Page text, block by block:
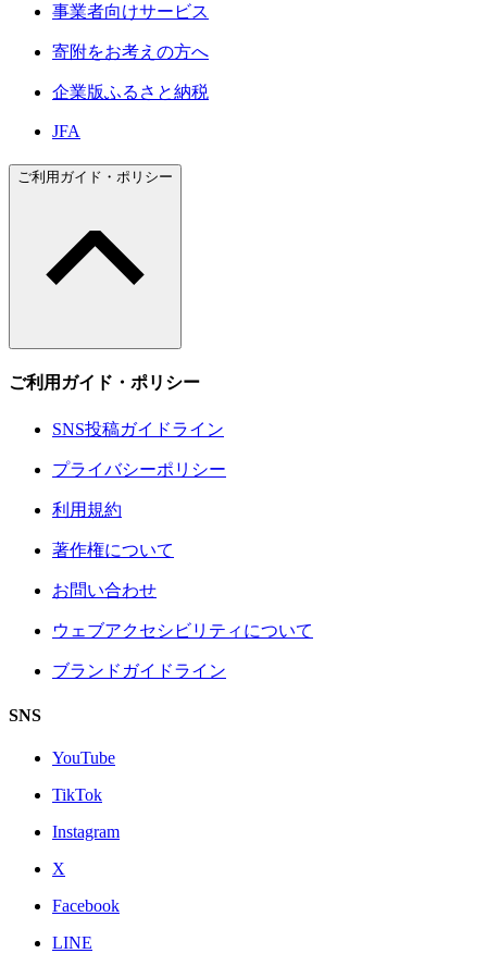
事業者向けサービス
寄附をお考えの方へ
企業版ふるさと納税
JFA
ご利用ガイド・ポリシー
ご利用ガイド・ポリシー
SNS投稿ガイドライン
プライバシーポリシー
利用規約
著作権について
お問い合わせ
ウェブアクセシビリティについて
ブランドガイドライン
SNS
YouTube
TikTok
Instagram
X
Facebook
LINE